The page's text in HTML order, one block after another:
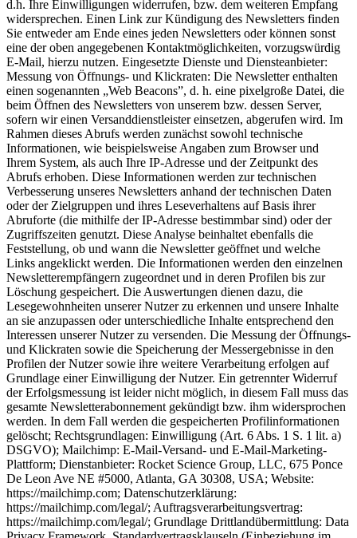
d.h. Ihre Einwilligungen widerrufen, bzw. dem weiteren Empfang
widersprechen. Einen Link zur Kündigung des Newsletters finden
Sie entweder am Ende eines jeden Newsletters oder können sonst
eine der oben angegebenen Kontaktmöglichkeiten, vorzugswürdig
E-Mail, hierzu nutzen. Eingesetzte Dienste und Diensteanbieter:
Messung von Öffnungs- und Klickraten: Die Newsletter enthalten
einen sogenannten „Web Beacons”, d. h. eine pixelgroße Datei, die
beim Öffnen des Newsletters von unserem bzw. dessen Server,
sofern wir einen Versanddienstleister einsetzen, abgerufen wird. Im
Rahmen dieses Abrufs werden zunächst sowohl technische
Informationen, wie beispielsweise Angaben zum Browser und
Ihrem System, als auch Ihre IP-Adresse und der Zeitpunkt des
Abrufs erhoben. Diese Informationen werden zur technischen
Verbesserung unseres Newsletters anhand der technischen Daten
oder der Zielgruppen und ihres Leseverhaltens auf Basis ihrer
Abruforte (die mithilfe der IP-Adresse bestimmbar sind) oder der
Zugriffszeiten genutzt. Diese Analyse beinhaltet ebenfalls die
Feststellung, ob und wann die Newsletter geöffnet und welche
Links angeklickt werden. Die Informationen werden den einzelnen
Newsletterempfängern zugeordnet und in deren Profilen bis zur
Löschung gespeichert. Die Auswertungen dienen dazu, die
Lesegewohnheiten unserer Nutzer zu erkennen und unsere Inhalte
an sie anzupassen oder unterschiedliche Inhalte entsprechend den
Interessen unserer Nutzer zu versenden. Die Messung der Öffnungs-
und Klickraten sowie die Speicherung der Messergebnisse in den
Profilen der Nutzer sowie ihre weitere Verarbeitung erfolgen auf
Grundlage einer Einwilligung der Nutzer. Ein getrennter Widerruf
der Erfolgsmessung ist leider nicht möglich, in diesem Fall muss das
gesamte Newsletterabonnement gekündigt bzw. ihm widersprochen
werden. In dem Fall werden die gespeicherten Profilinformationen
gelöscht; Rechtsgrundlagen: Einwilligung (Art. 6 Abs. 1 S. 1 lit. a)
DSGVO); Mailchimp: E-Mail-Versand- und E-Mail-Marketing-
Plattform; Dienstanbieter: Rocket Science Group, LLC, 675 Ponce
De Leon Ave NE #5000, Atlanta, GA 30308, USA; Website:
https://mailchimp.com; Datenschutzerklärung:
https://mailchimp.com/legal/; Auftragsverarbeitungsvertrag:
https://mailchimp.com/legal/; Grundlage Drittlandübermittlung: Data